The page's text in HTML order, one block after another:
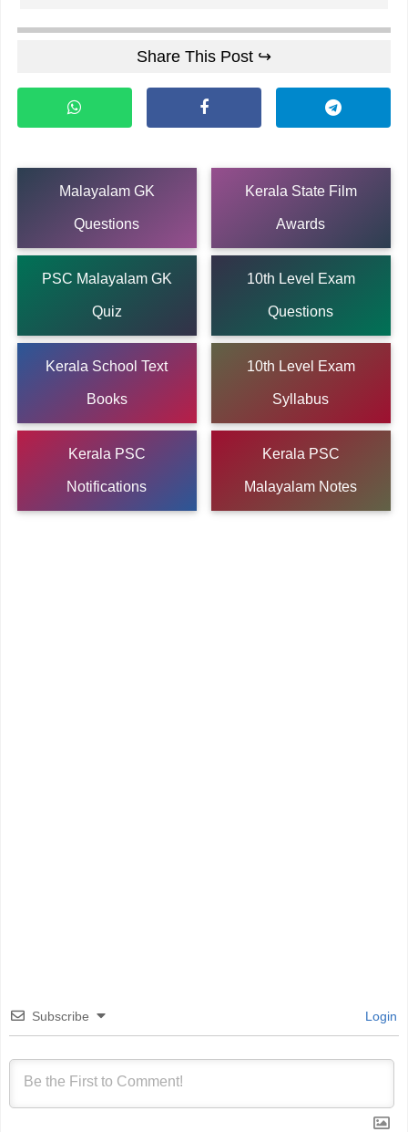
Share This Post ↪
Malayalam GK
Questions
Kerala State Film
Awards
PSC Malayalam GK
Quiz
10th Level Exam
Questions
Kerala School Text
Books
10th Level Exam
Syllabus
Kerala PSC
Notifications
Kerala PSC
Malayalam Notes
Subscribe Login